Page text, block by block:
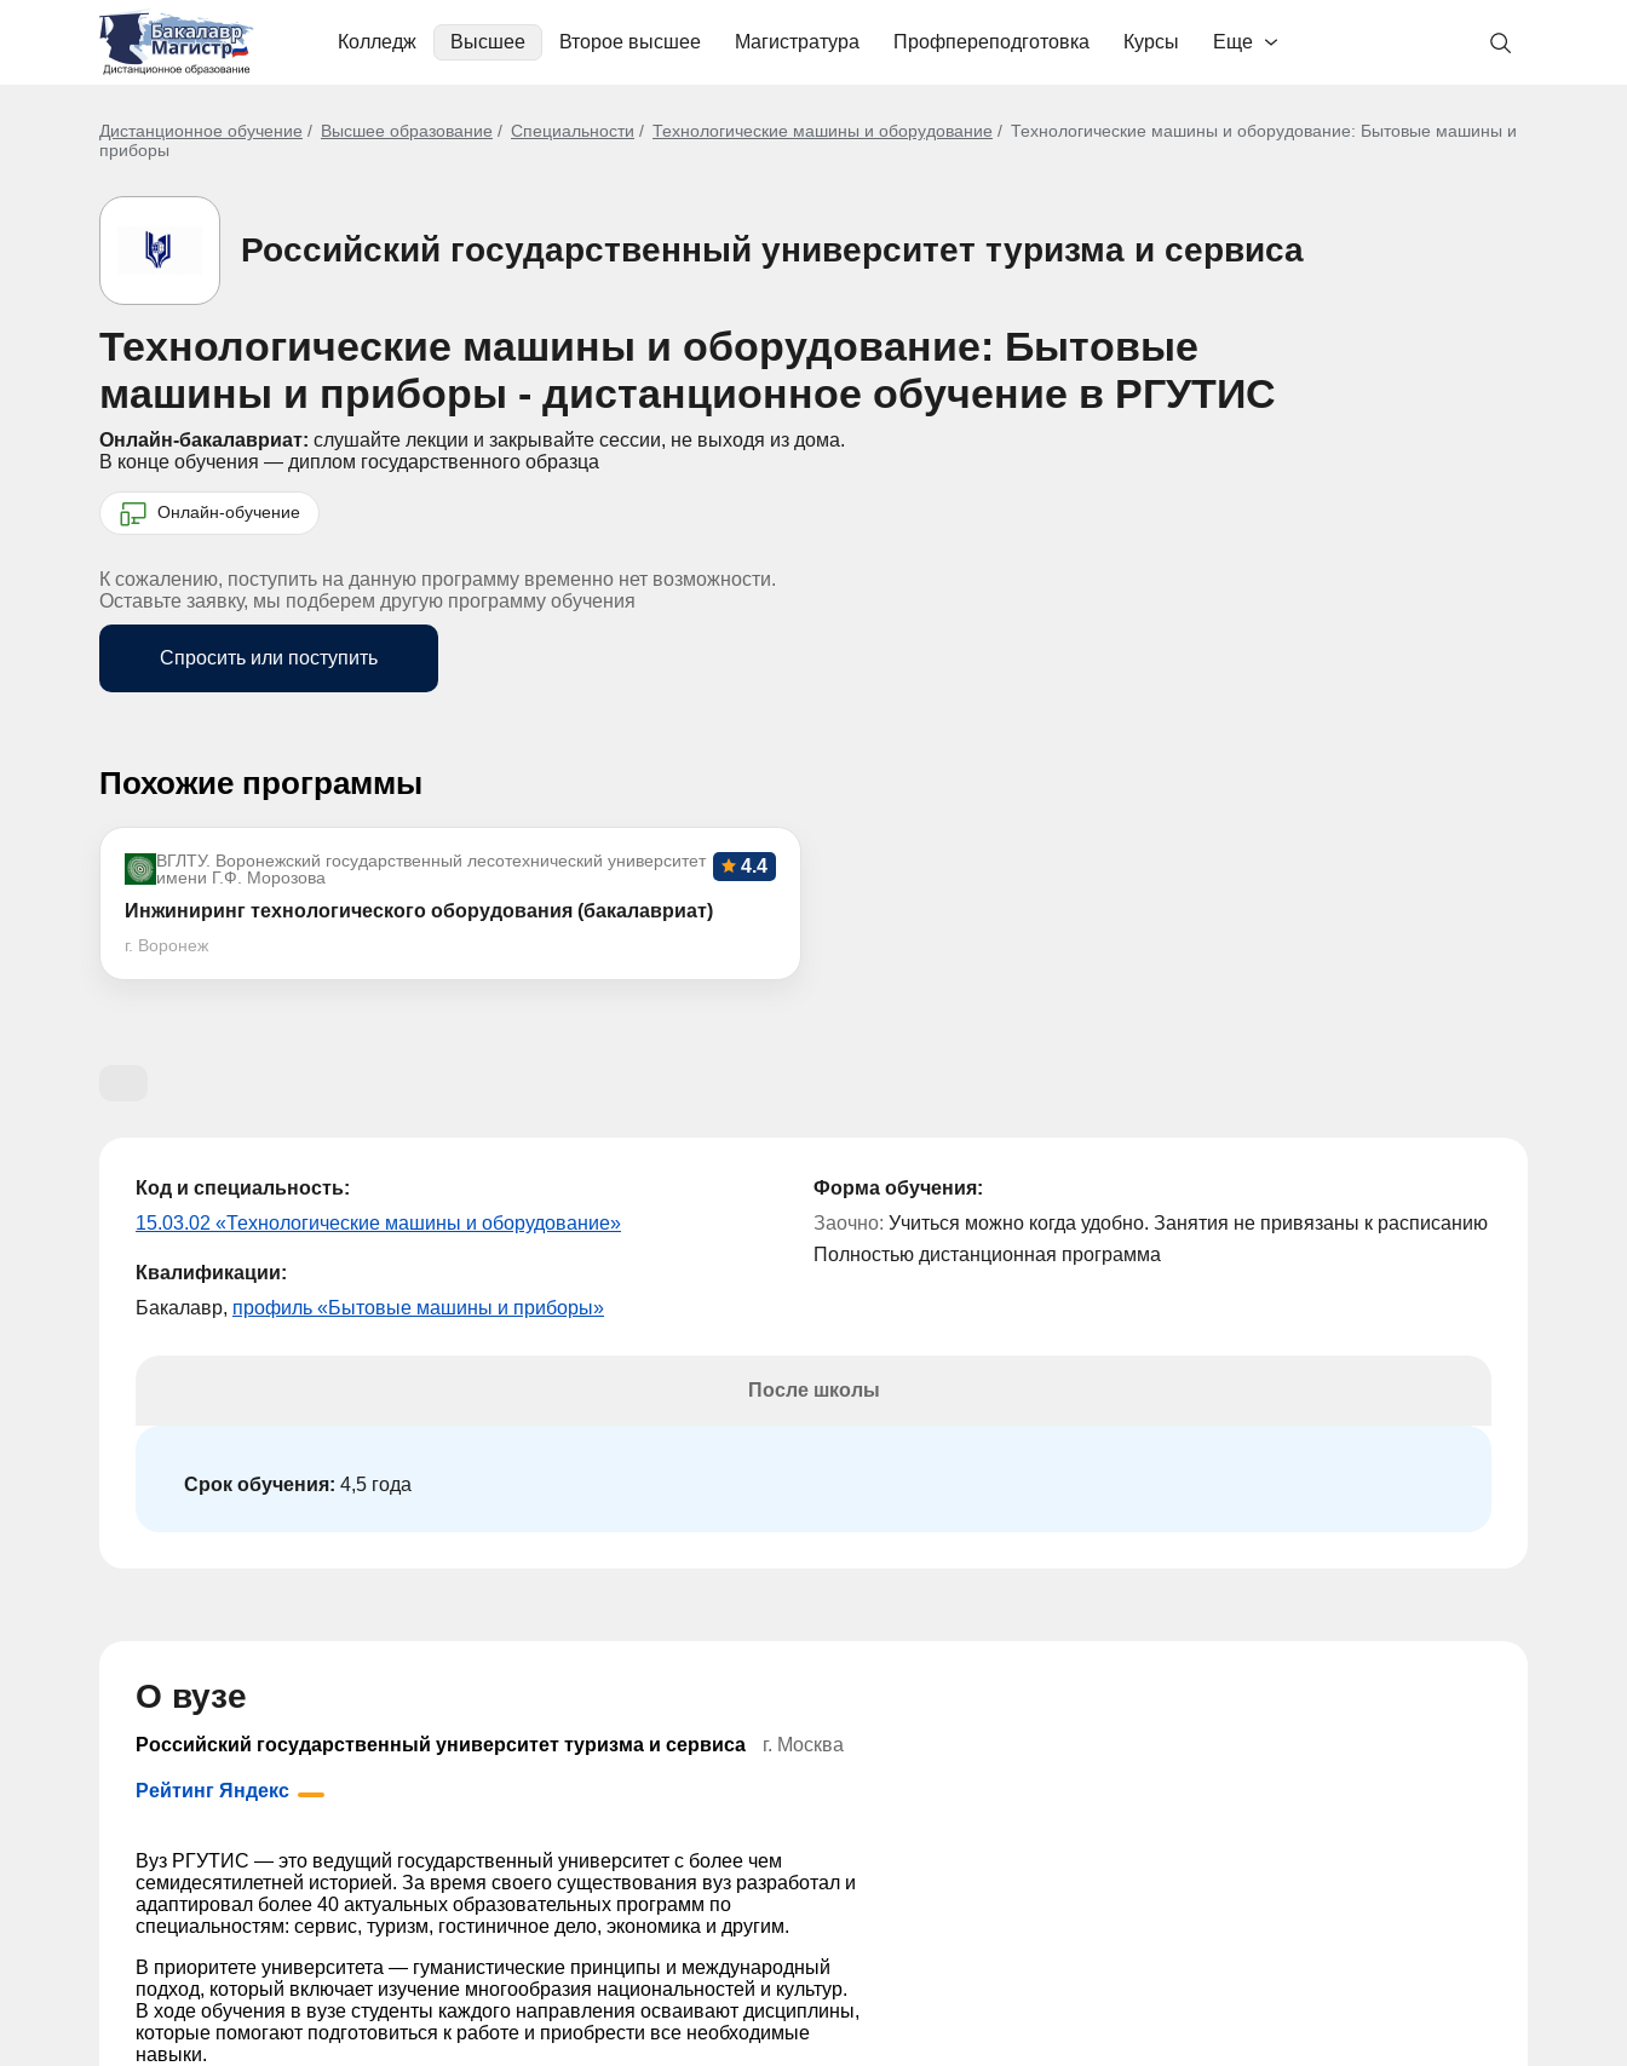
Колледж Высшее Второе высшее Магистратура Профпереподготовка Курсы Еще
Дистанционное обучение Высшее образование Специальности Технологические машины и оборудование
Технологические машины и оборудование: Бытовые машины и
приборы
Российский государственный университет туризма и сервиса
Технологические машины и оборудование: Бытовые
машины и приборы - дистанционное обучение в РГУТИС
Онлайн-бакалавриат: слушайте лекции и закрывайте сессии, не выходя из дома.
В конце обучения — диплом государственного образца
Онлайн-обучение
К сожалению, поступить на данную программу временно нет возможности.
Оставьте заявку, мы подберем другую программу обучения
Спросить или поступить
Похожие программы
ВГЛТУ. Воронежский государственный лесотехнический университет
имени Г.Ф. Морозова
4.4
Инжиниринг технологического оборудования (бакалавриат)
г. Воронеж
Код и специальность:
15.03.02 «Технологические машины и оборудование»
Квалификации:
Бакалавр, профиль «Бытовые машины и приборы»
Форма обучения:
Заочно: Учиться можно когда удобно. Занятия не привязаны к расписанию
Полностью дистанционная программа
После школы
Срок обучения: 4,5 года
О вузе
Российский государственный университет туризма и сервиса г. Москва
Рейтинг Яндекс
Вуз РГУТИС — это ведущий государственный университет с более чем
семидесятилетней историей. За время своего существования вуз разработал и
адаптировал более 40 актуальных образовательных программ по
специальностям: сервис, туризм, гостиничное дело, экономика и другим.
В приоритете университета — гуманистические принципы и международный
подход, который включает изучение многообразия национальностей и культур.
В ходе обучения в вузе студенты каждого направления осваивают дисциплины,
которые помогают подготовиться к работе и приобрести все необходимые
навыки.